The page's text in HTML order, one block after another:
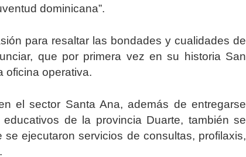
dominicana”.
para resaltar las bondades y cualidades de
que por primera vez en su historia San
oficina operativa.
el sector Santa Ana, además de entregarse
de la provincia Duarte, también se
ejecutaron servicios de consultas, profilaxis,